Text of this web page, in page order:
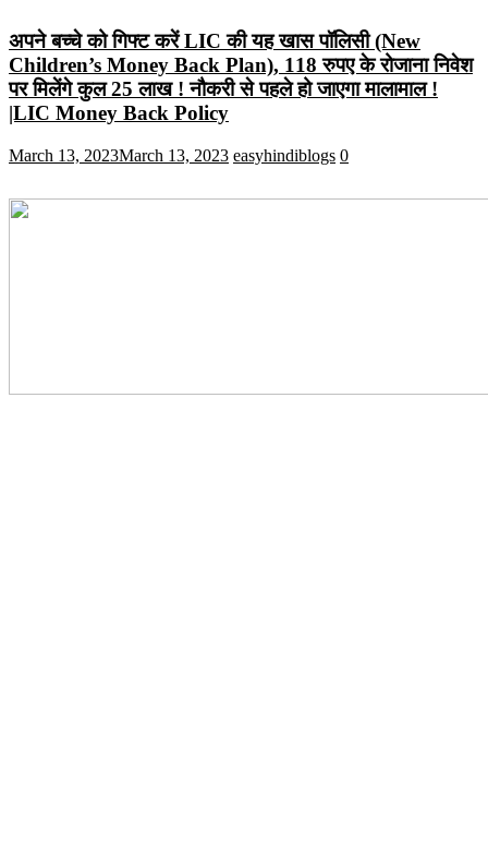
अपने बच्चे को गिफ्ट करें LIC की यह खास पॉलिसी (New
Children’s Money Back Plan), 118 रुपए के रोजाना निवेश
पर मिलेंगे कुल 25 लाख ! नौकरी से पहले हो जाएगा मालामाल !
|LIC Money Back Policy
March 13, 2023March 13, 2023 easyhindiblogs 0